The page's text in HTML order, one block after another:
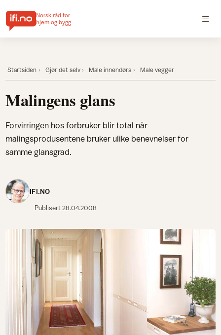
Norsk råd for
hjem og bygg
Startsiden Gjør det selv Male innendørs Male vegger
Malingens glans
Forvirringen hos forbruker blir total når
malingsprodusentene bruker ulike benevnelser for
samme glansgrad.
IFI.NO
Publisert28.04.2008